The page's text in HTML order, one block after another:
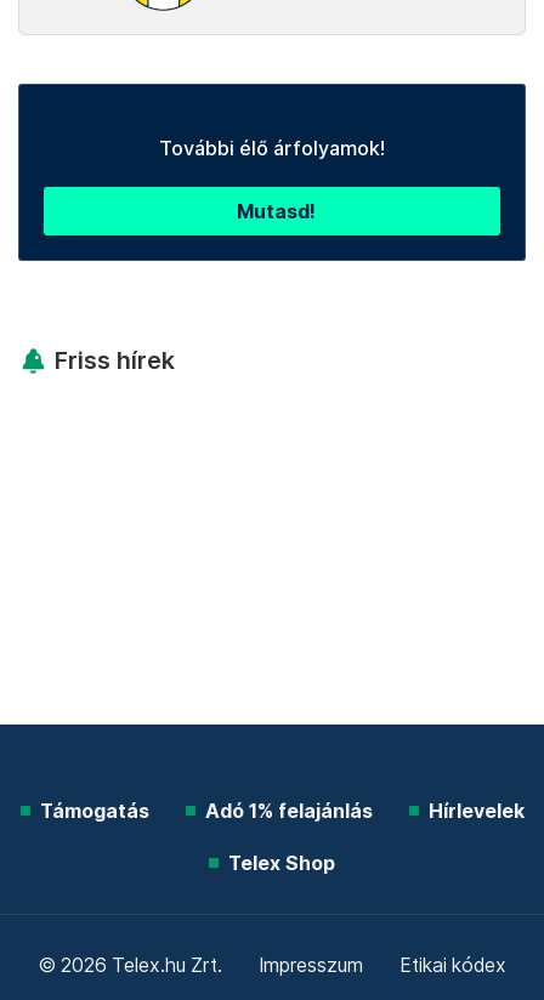
További élő árfolyamok!
Mutasd!
Friss hírek
Támogatás Adó 1% felajánlás Hírlevelek
Telex Shop
© 2026 Telex.hu Zrt. Impresszum Etikai kódex